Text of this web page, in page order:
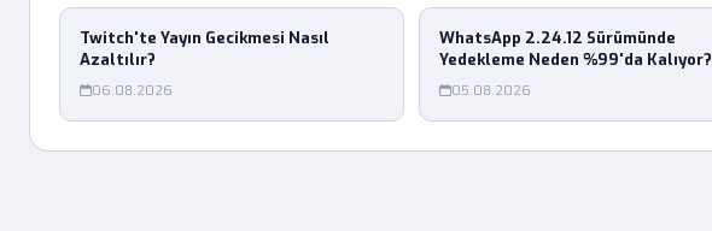
Twitch'te Yayın Gecikmesi Nasıl
Azaltılır?
06.08.2026
WhatsApp 2.24.12 Sürümünde
Yedekleme Neden %99'da Kalıyor?
05.08.2026